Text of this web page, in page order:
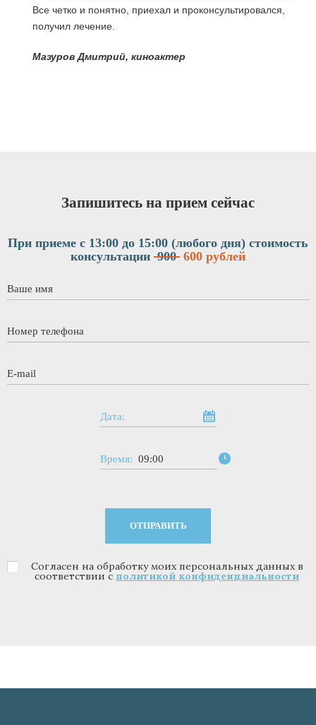
Все четко и понятно, приехал и проконсультировался,
получил лечение.
Мазуров Дмитрий, киноактер
Запишитесь на прием сейчас
При приеме с 13:00 до 15:00 (любого дня) стоимость
консультации 900 600 рублей
Ваше имя
Номер телефона
E-mail
Дата:
Время: 09:00
Политика конфиденциальности*
Согласен на обработку моих персональных данных в
соответствии с политикой конфиденциальности